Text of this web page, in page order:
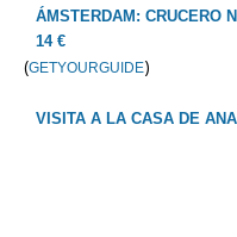
ÁMSTERDAM: CRUCERO
14 €
(GETYOURGUIDE)
VISITA A LA CASA DE